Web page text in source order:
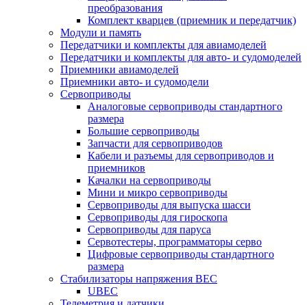
преобразования
Комплект кварцев (приемник и передатчик)
Модули и память
Передатчики и комплекты для авиамоделей
Передатчики и комплекты для авто- и судомоделей
Приемники авиамоделей
Приемники авто- и судомодели
Сервоприводы
Аналоговые сервоприводы стандартного
размера
Большие сервоприводы
Запчасти для сервоприводов
Кабели и разъемы для сервоприводов и
приемников
Качалки на сервоприводы
Мини и микро сервоприводы
Сервоприводы для выпуска шасси
Сервоприводы для гироскопа
Сервоприводы для паруса
Сервотестеры, программаторы серво
Цифровые сервоприводы стандартного
размера
Стабилизаторы напряжения BEC
UBEC